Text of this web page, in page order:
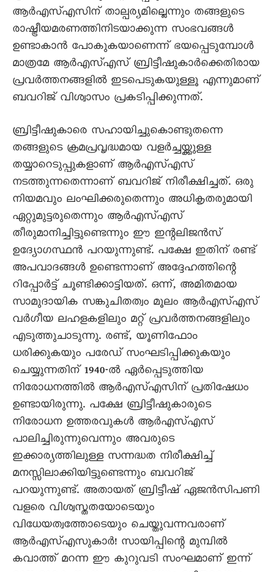
ആർഎസ്എസിന് താല്പര്യമില്ലെന്നും തങ്ങളുടെ
രാഷ്ട്രീയമരണത്തിനിടയാക്കുന്ന സംഭവങ്ങൾ
ഉണ്ടാകാൻ പോകുകയാണെന്ന് ഭയപ്പെടുമ്പോൾ
മാത്രമേ ആർഎസ്എസ് ബ്രിട്ടീഷുകാർക്കെതിരായ
പ്രവർത്തനങ്ങളിൽ ഇടപെടുകയുള്ളൂ എന്നുമാണ്
ബവറിജ് വിശ്വാസം പ്രകടിപ്പിക്കുന്നത്.
ബ്രിട്ടീഷുകാരെ സഹായിച്ചുകൊണ്ടുതന്നെ
തങ്ങളുടെ ക്രമപ്രവൃദ്ധമായ വളർച്ചയ്ക്കുള്ള
തയ്യാറെടുപ്പുകളാണ് ആർഎസ്എസ്
നടത്തുന്നതെന്നാണ് ബവറിജ് നിരീക്ഷിച്ചത്. ഒരു
നിയമവും ലംഘിക്കരുതെന്നും അധികൃതരുമായി
ഏറ്റുമുട്ടരുതെന്നും ആർഎസ്എസ്
തീരുമാനിച്ചിട്ടുണ്ടെന്നും ഈ ഇന്റലിജൻസ്
ഉദ്യോഗസ്ഥൻ പറയുന്നുണ്ട്. പക്ഷേ ഇതിന് രണ്ട്
അപവാദങ്ങൾ ഉണ്ടെന്നാണ് അദ്ദേഹത്തിന്റെ
റിപ്പോർട്ട് ചൂണ്ടിക്കാട്ടിയത്. ഒന്ന്, അമിതമായ
സാമുദായിക സങ്കുചിതത്വം മൂലം ആർഎസ്എസ്
വർഗീയ ലഹളകളിലും മറ്റ് പ്രവർത്തനങ്ങളിലും
എടുത്തുചാടുന്നു. രണ്ട്, യൂണിഫോം
ധരിക്കുകയും പരേഡ് സംഘടിപ്പിക്കുകയും
ചെയ്യുന്നതിന് 1940-ൽ ഏർപ്പെടുത്തിയ
നിരോധനത്തിൽ ആർഎസ്എസിന് പ്രതിഷേധം
ഉണ്ടായിരുന്നു. പക്ഷേ ബ്രിട്ടീഷുകാരുടെ
നിരോധന ഉത്തരവുകൾ ആർഎസ്എസ്
പാലിച്ചിരുന്നുവെന്നും അവരുടെ
ഇക്കാര്യത്തിലുള്ള സന്നദ്ധത നിരീക്ഷിച്ച്
മനസ്സിലാക്കിയിട്ടുണ്ടെന്നും ബവറിജ്
പറയുന്നുണ്ട്. അതായത് ബ്രിട്ടീഷ് ഏജൻസിപണി
വളരെ വിശ്വസ്തതയോടെയും
വിധേയത്വത്തോടെയും ചെയ്തുവന്നവരാണ്
ആർഎസ്എസുകാർ! സായിപ്പിന്റെ മുമ്പിൽ
കവാത്ത് മറന്ന ഈ കുറുവടി സംഘമാണ് ഇന്ന്